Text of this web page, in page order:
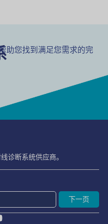
助您找到满足您需求的完
诊断系统供应商。
下一页